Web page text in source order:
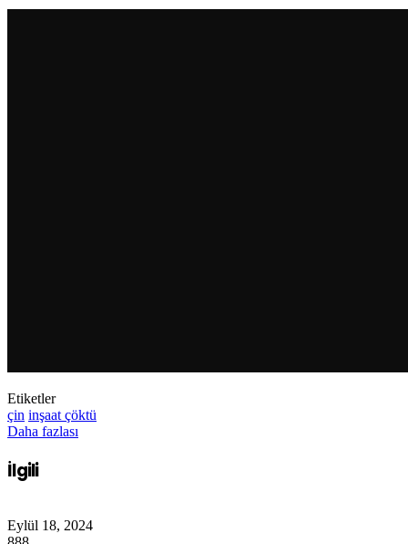
Etiketler
çin inşaat çöktü
Daha fazlası
İlgili
Eylül 18, 2024